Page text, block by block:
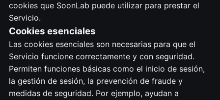
cookies que SoonLab puede utilizar para prestar el
Servicio.
Cookies esenciales
Las cookies esenciales son necesarias para que el
Servicio funcione correctamente y con seguridad.
Permiten funciones básicas como el inicio de sesión,
la gestión de sesión, la prevención de fraude y
medidas de seguridad. Por ejemplo, ayudan a